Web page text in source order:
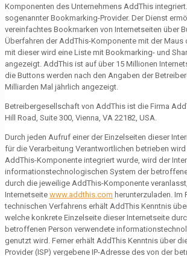
Komponenten des Unternehmens AddThis
sogenannter Bookmarking-Provider. Der Dienst
vereinfachtes Bookmarken von Internetseiten über
Überfahren der AddThis-Komponente mit der Maus
mit dieser wird eine Liste mit Bookmarking- und
angezeigt. AddThis ist auf über 15 Millionen
die Buttons werden nach den Angaben der
Milliarden Mal jährlich angezeigt.
Betreibergesellschaft von AddThis ist die Firma
Hill Road, Suite 300, Vienna, VA 22182, USA.
Durch jeden Aufruf einer der Einzelseiten dieser
für die Verarbeitung Verantwortlichen betrieben
AddThis-Komponente integriert wurde, wird der
informationstechnologischen System der
durch die jeweilige AddThis-Komponente
Internetseite www.addthis.com herunterzuladen. Im
technischen Verfahrens erhält AddThis Kenntnis
welche konkrete Einzelseite dieser Internetseite
betroffenen Person verwendete
genutzt wird. Ferner erhält AddThis Kenntnis über
Provider (ISP) vergebene IP-Adresse des von der